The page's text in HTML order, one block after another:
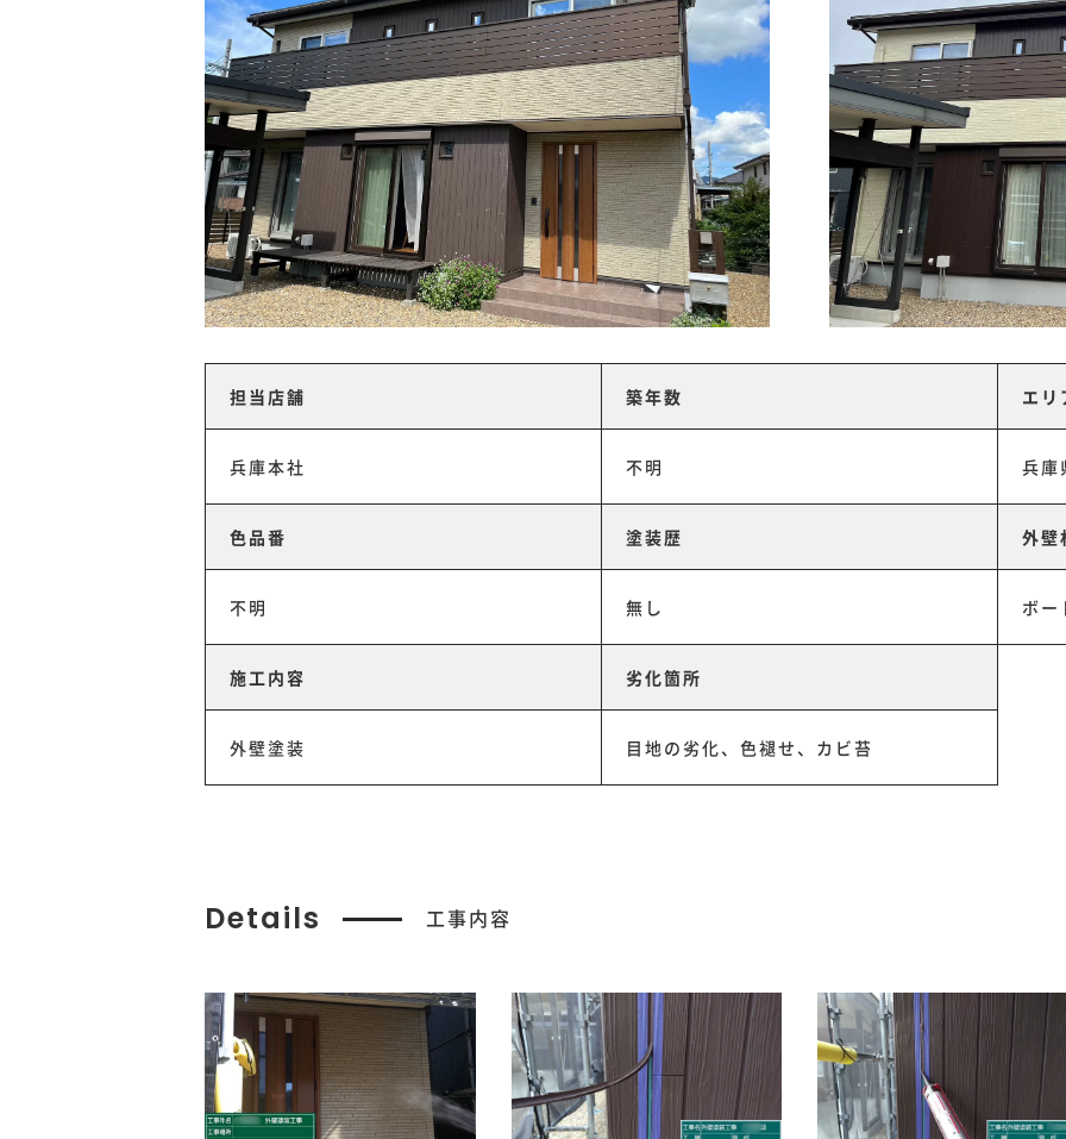
担当店舗
兵庫本社
築年数
不明
エリ
兵庫
色品番
不明
塗装歴
無し
外壁
ボー
施工内容
外壁塗装
劣化箇所
目地の劣化、色褪せ、カビ苔
Details 工事内容